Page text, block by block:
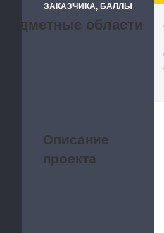
ЗАКАЗЧИКА, БАЛЛЫ
Предметные области
Описание
проекта